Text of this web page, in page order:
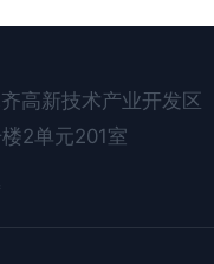
高新技术产业开发区
2单元201室